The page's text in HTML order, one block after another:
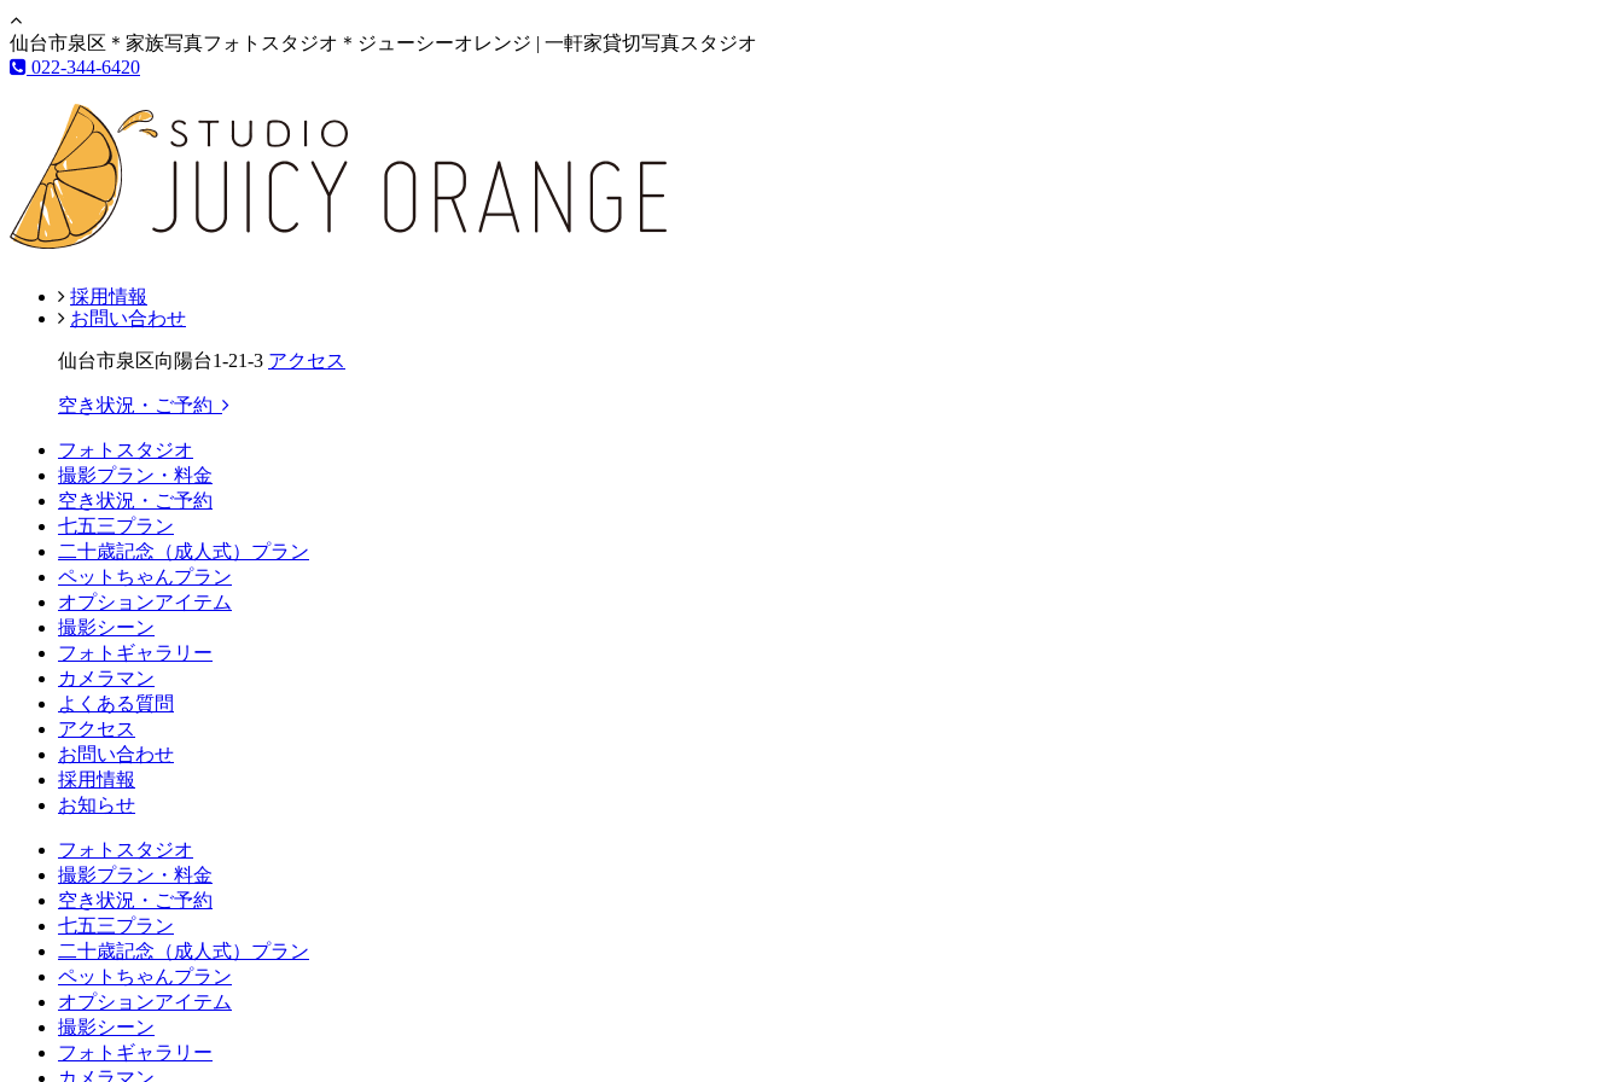
仙台市泉区＊家族写真フォトスタジオ＊ジューシーオレンジ | 一軒家貸切写真スタジオ
022-344-6420
採用情報
お問い合わせ
仙台市泉区向陽台1-21-3 アクセス
空き状況・ご予約
フォトスタジオ
撮影プラン・料金
空き状況・ご予約
七五三プラン
二十歳記念（成人式）プラン
ペットちゃんプラン
オプションアイテム
撮影シーン
フォトギャラリー
カメラマン
よくある質問
アクセス
お問い合わせ
採用情報
お知らせ
フォトスタジオ
撮影プラン・料金
空き状況・ご予約
七五三プラン
二十歳記念（成人式）プラン
ペットちゃんプラン
オプションアイテム
撮影シーン
フォトギャラリー
カメラマン